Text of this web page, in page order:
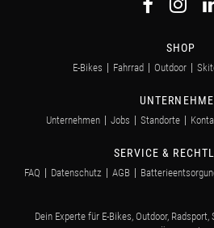
SHOP
E-Bikes Fahrrad Outdoor
Unternehmen Jobs Standorte
SERVICE &
FAQ Datenschutz AGB
Dein Experte für E-Bikes, Outdoor,